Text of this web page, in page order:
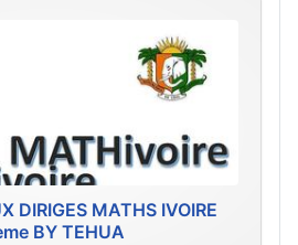
DIRIGES MATHS IVOIRE
BY TEHUA